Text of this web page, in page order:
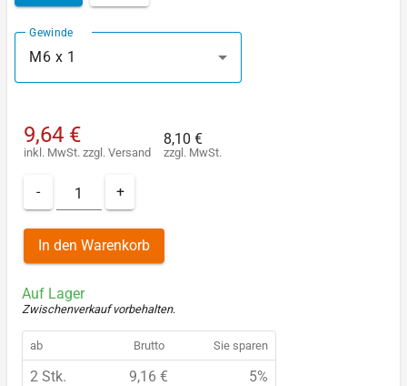
Gewinde
M6 x 1
9,64 €
inkl. MwSt. zzgl. Versand
8,10 €
zzgl. MwSt.
- +
In den Warenkorb
Auf Lager
Zwischenverkauf vorbehalten.
ab Brutto Sie sparen
2 Stk. 9,16 €
5%